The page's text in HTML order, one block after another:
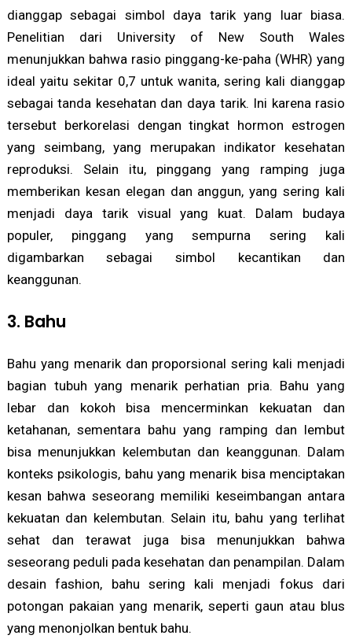
dianggap sebagai simbol daya tarik yang luar biasa.
Penelitian dari University of New South Wales
menunjukkan bahwa rasio pinggang-ke-paha (WHR) yang
ideal yaitu sekitar 0,7 untuk wanita, sering kali dianggap
sebagai tanda kesehatan dan daya tarik. Ini karena rasio
tersebut berkorelasi dengan tingkat hormon estrogen
yang seimbang, yang merupakan indikator kesehatan
reproduksi. Selain itu, pinggang yang ramping juga
memberikan kesan elegan dan anggun, yang sering kali
menjadi daya tarik visual yang kuat. Dalam budaya
populer, pinggang yang sempurna sering kali
digambarkan sebagai simbol kecantikan dan
keanggunan.
3. Bahu
Bahu yang menarik dan proporsional sering kali menjadi
bagian tubuh yang menarik perhatian pria. Bahu yang
lebar dan kokoh bisa mencerminkan kekuatan dan
ketahanan, sementara bahu yang ramping dan lembut
bisa menunjukkan kelembutan dan keanggunan. Dalam
konteks psikologis, bahu yang menarik bisa menciptakan
kesan bahwa seseorang memiliki keseimbangan antara
kekuatan dan kelembutan. Selain itu, bahu yang terlihat
sehat dan terawat juga bisa menunjukkan bahwa
seseorang peduli pada kesehatan dan penampilan. Dalam
desain fashion, bahu sering kali menjadi fokus dari
potongan pakaian yang menarik, seperti gaun atau blus
yang menonjolkan bentuk bahu.